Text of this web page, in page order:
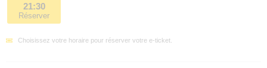
21:30
Réserver
Choisissez votre horaire pour réserver votre e-ticket.